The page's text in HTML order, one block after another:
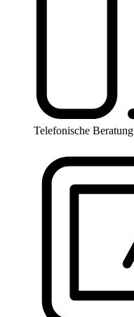
Telefonische Beratung